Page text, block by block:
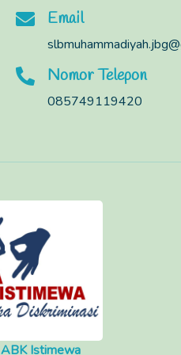
Email
Nomor Telepon
085749119420
ABK Istimewa